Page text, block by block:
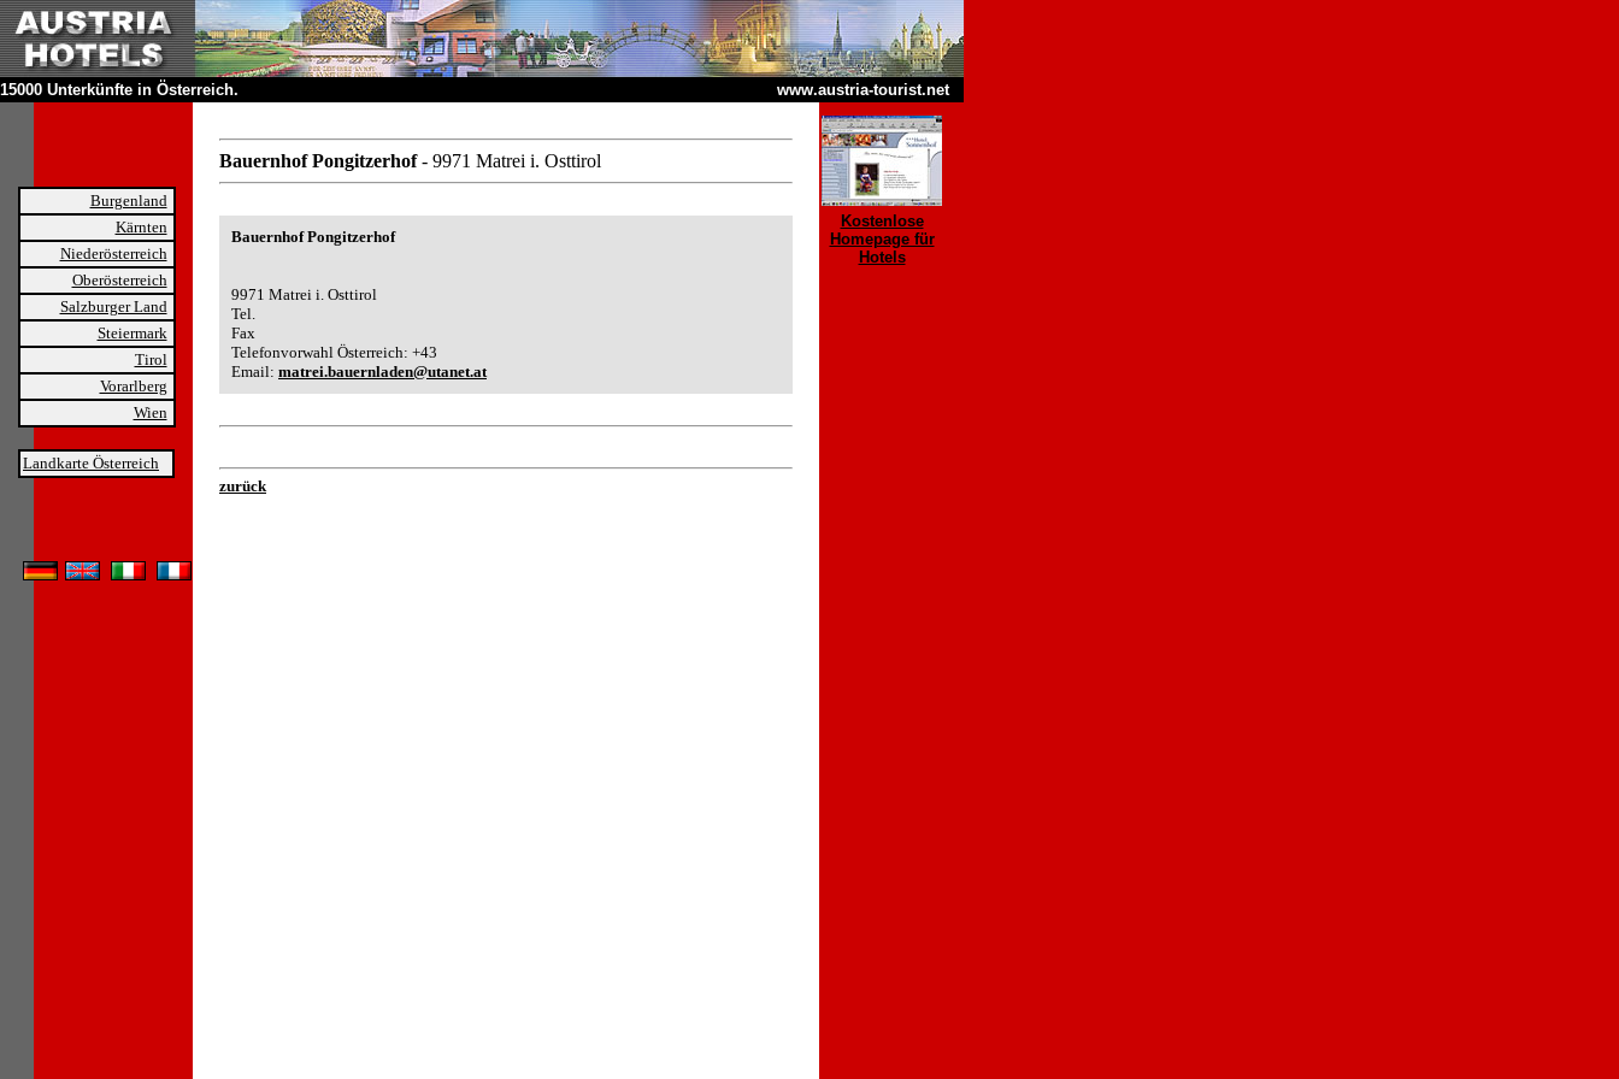
15000 Unterkünfte in Österreich. www.austria-tourist.net
Burgenland
Kärnten
Niederösterreich
Oberösterreich
Salzburger Land
Steiermark
Tirol
Vorarlberg
Wien
Landkarte Österreich
Bauernhof Pongitzerhof- 9971 Matrei i. Osttirol
Bauernhof Pongitzerhof
9971 Matrei i. Osttirol
Tel.
Fax
Telefonvorwahl Österreich: +43
Email: matrei.bauernladen@utanet.at
zurück
Kostenlose
Homepage für
Hotels